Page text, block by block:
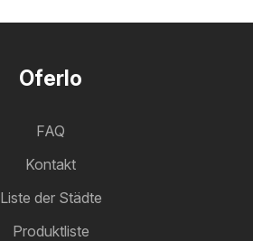
Oferlo
FAQ
Kontakt
Liste der Städte
Produktliste